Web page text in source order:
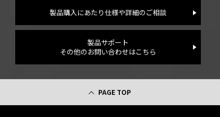
製品購入にあたり仕様や詳細のご相談
製品サポート
その他のお問い合わせはこちら
PAGE TOP